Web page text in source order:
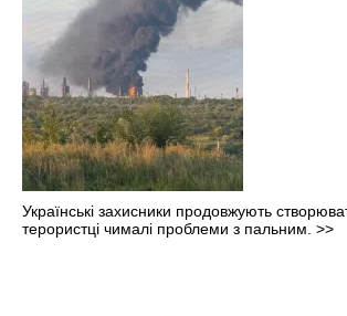
Українські захисники продовжують
терористці чималі проблеми з пальним. >>